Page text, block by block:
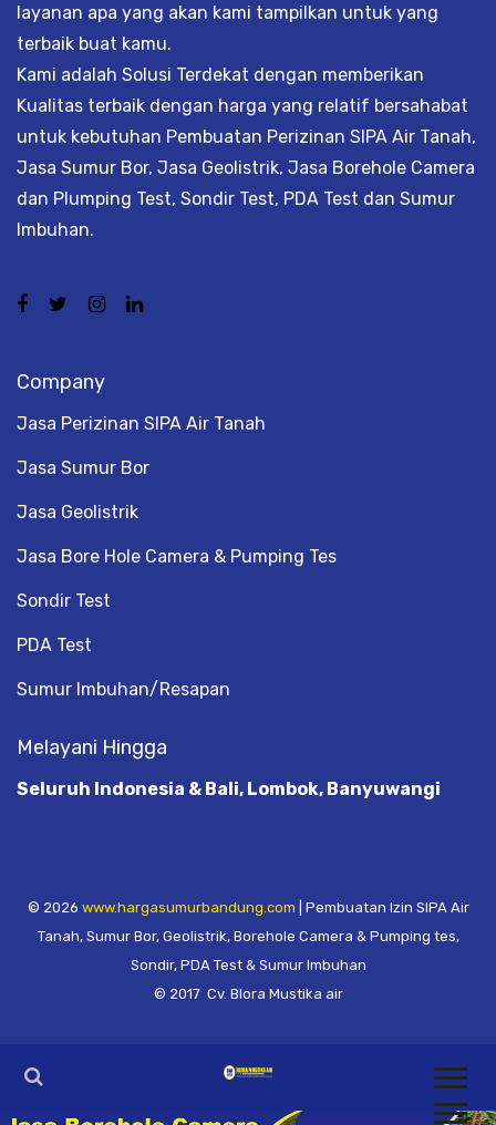
layanan apa yang akan kami tampilkan untuk yang
terbaik buat kamu.
Kami adalah Solusi Terdekat dengan memberikan
Kualitas terbaik dengan harga yang relatif bersahabat
untuk kebutuhan Pembuatan Perizinan SIPA Air Tanah,
Jasa Sumur Bor, Jasa Geolistrik, Jasa Borehole Camera
dan Plumping Test, Sondir Test, PDA Test dan Sumur
Imbuhan.
Company
Jasa Perizinan SIPA Air Tanah
Jasa Sumur Bor
Jasa Geolistrik
Jasa Bore Hole Camera & Pumping Tes
Sondir Test
PDA Test
Sumur Imbuhan/Resapan
Melayani Hingga
Seluruh Indonesia & Bali, Lombok, Banyuwangi
© 2026 www.hargasumurbandung.com | Pembuatan Izin SIPA Air
Tanah, Sumur Bor, Geolistrik, Borehole Camera & Pumping tes,
Sondir, PDA Test & Sumur Imbuhan
© 2017 Cv. Blora Mustika air